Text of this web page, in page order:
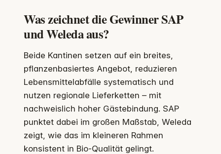
Was zeichnet die Gewinner SAP
und Weleda aus?
Beide Kantinen setzen auf ein breites,
pflanzenbasiertes Angebot, reduzieren
Lebensmittelabfälle systematisch und
nutzen regionale Lieferketten – mit
nachweislich hoher Gästebindung. SAP
punktet dabei im großen Maßstab, Weleda
zeigt, wie das im kleineren Rahmen
konsistent in Bio-Qualität gelingt.